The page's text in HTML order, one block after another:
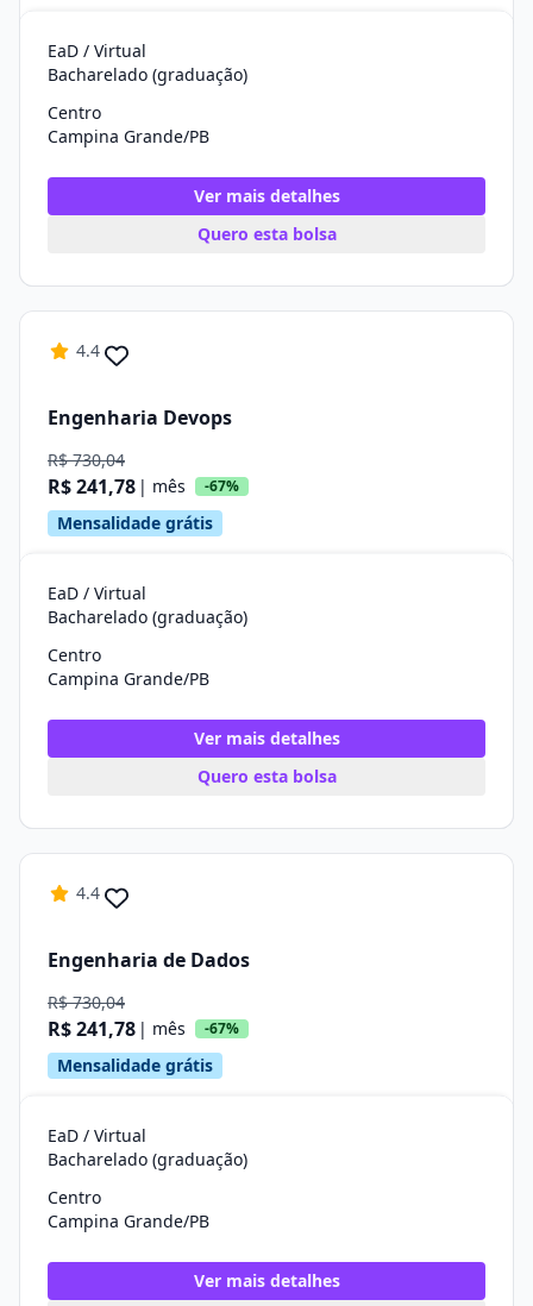
EaD / Virtual
Bacharelado (graduação)
Centro
Campina Grande/PB
Ver mais detalhes
Quero esta bolsa
4.4
Engenharia Devops
R$ 730,04
R$ 241,78 | mês -67%
Mensalidade grátis
EaD / Virtual
Bacharelado (graduação)
Centro
Campina Grande/PB
Ver mais detalhes
Quero esta bolsa
4.4
Engenharia de Dados
R$ 730,04
R$ 241,78 | mês -67%
Mensalidade grátis
EaD / Virtual
Bacharelado (graduação)
Centro
Campina Grande/PB
Ver mais detalhes